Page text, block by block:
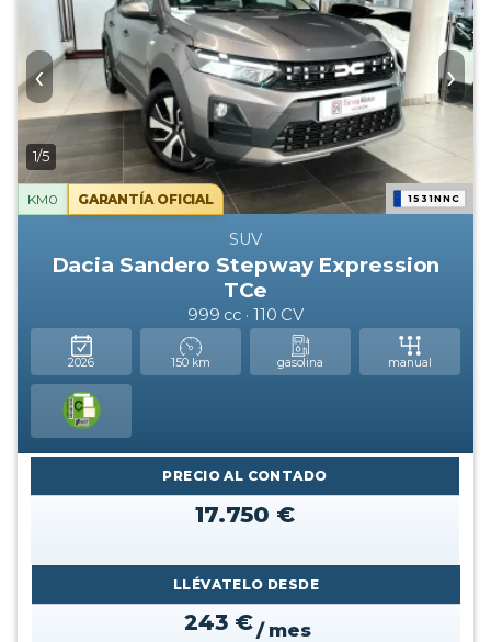
‹ ›
1/5
KM0 GARANTÍA OFICIAL 1531NNC
SUV
Dacia Sandero Stepway Expression
TCe
999 cc · 110 CV
2026 150 km gasolina manual
PRECIO AL CONTADO
17.750 €
LLÉVATELO DESDE
243 €/ mes